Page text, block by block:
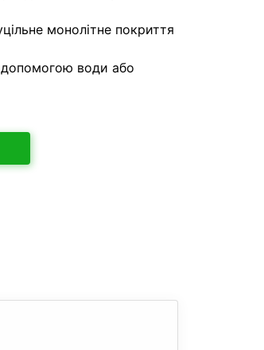
монолітне покриття
води або